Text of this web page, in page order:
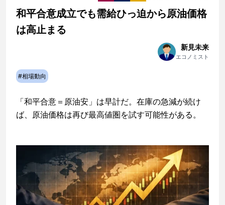
和平合意成立でも需給ひっ迫から原油価格
は高止まる
新見未来
エコノミスト
#相場動向
「和平合意＝原油安」は早計だ。在庫の急減が続け
ば、原油価格は再び最高値圏を試す可能性がある。